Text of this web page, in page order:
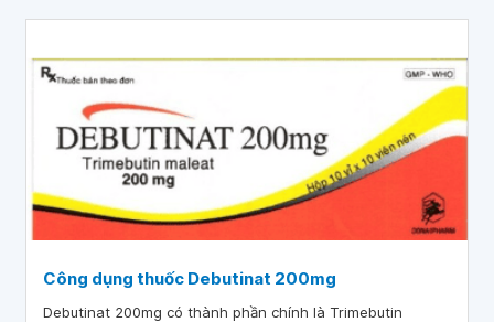
Công dụng thuốc Debutinat 200mg
Debutinat 200mg có thành phần chính là Trimebutin